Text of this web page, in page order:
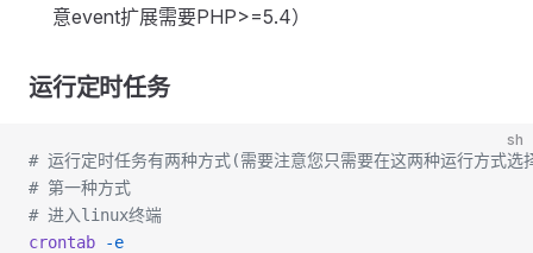
意event扩展需要PHP>=5.4）
运行定时任务
sh
# 运行定时任务有两种方式(需要注意您只需要在这两种运行方式选
# 第一种方式
# 进入linux终端
crontab -e